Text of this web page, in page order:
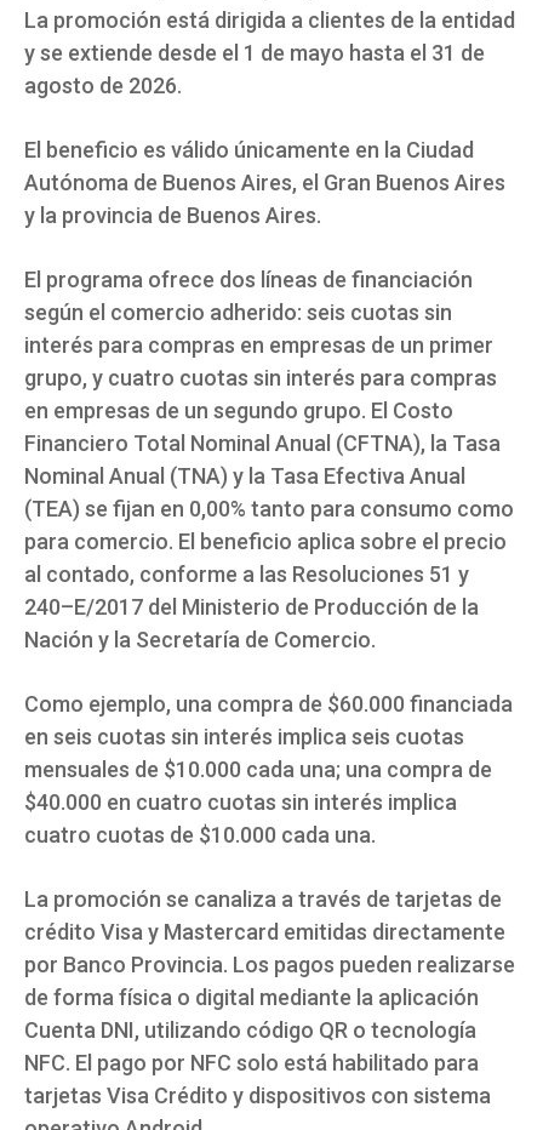
La promoción está dirigida a clientes de la entidad
y se extiende desde el 1 de mayo hasta el 31 de
agosto de 2026.
El beneficio es válido únicamente en la Ciudad
Autónoma de Buenos Aires, el Gran Buenos Aires
y la provincia de Buenos Aires.
El programa ofrece dos líneas de financiación
según el comercio adherido: seis cuotas sin
interés para compras en empresas de un primer
grupo, y cuatro cuotas sin interés para compras
en empresas de un segundo grupo. El Costo
Financiero Total Nominal Anual (CFTNA), la Tasa
Nominal Anual (TNA) y la Tasa Efectiva Anual
(TEA) se fijan en 0,00% tanto para consumo como
para comercio. El beneficio aplica sobre el precio
al contado, conforme a las Resoluciones 51 y
240–E/2017 del Ministerio de Producción de la
Nación y la Secretaría de Comercio.
Como ejemplo, una compra de $60.000 financiada
en seis cuotas sin interés implica seis cuotas
mensuales de $10.000 cada una; una compra de
$40.000 en cuatro cuotas sin interés implica
cuatro cuotas de $10.000 cada una.
La promoción se canaliza a través de tarjetas de
crédito Visa y Mastercard emitidas directamente
por Banco Provincia. Los pagos pueden realizarse
de forma física o digital mediante la aplicación
Cuenta DNI, utilizando código QR o tecnología
NFC. El pago por NFC solo está habilitado para
tarjetas Visa Crédito y dispositivos con sistema